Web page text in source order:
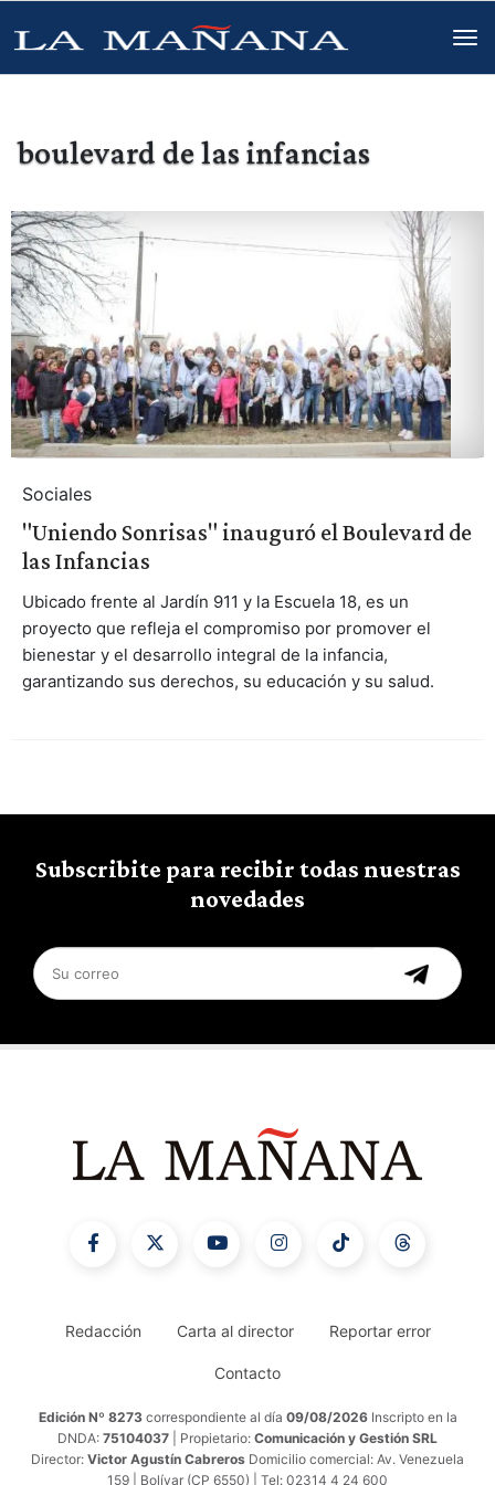
boulevard de las infancias
Sociales
"Uniendo Sonrisas" inauguró el Boulevard de
las Infancias
Ubicado frente al Jardín 911 y la Escuela 18, es un
proyecto que refleja el compromiso por promover el
bienestar y el desarrollo integral de la infancia,
garantizando sus derechos, su educación y su salud.
Subscribite para recibir todas nuestras
novedades
Redacción Carta al director Reportar error
Contacto
Edición Nº 8273 correspondiente al día 09/08/2026 Inscripto en la
DNDA: 75104037 | Propietario: Comunicación y Gestión SRL
Director: Victor Agustín Cabreros Domicilio comercial: Av. Venezuela
159 | Bolívar (CP 6550) | Tel: 02314 4 24 600